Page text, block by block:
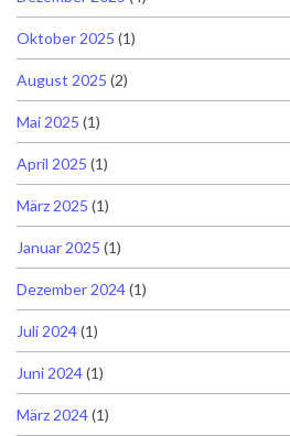
Oktober 2025 (1)
August 2025 (2)
Mai 2025 (1)
April 2025 (1)
März 2025 (1)
Januar 2025 (1)
Dezember 2024(1)
Juli 2024(1)
Juni 2024(1)
März 2024(1)